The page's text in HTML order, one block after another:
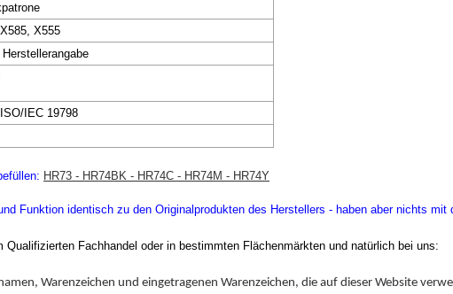
X555
Herstellerangabe
IEC 19798
HR73 - HR74BK - HR74C - HR74M - HR74Y
Funktion identisch zu den Originalprodukten des Herstellers - haben aber nichts mit
Qualifizierten Fachhandel oder in bestimmten Flächenmärkten und natürlich bei uns:
Warenzeichen und eingetragenen Warenzeichen, die auf dieser Website